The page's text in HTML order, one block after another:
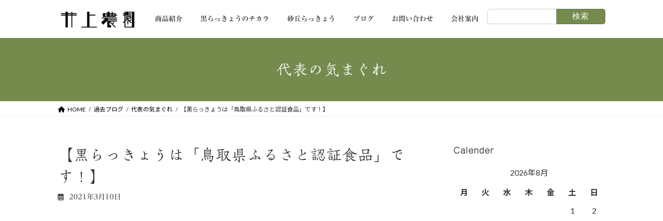
ン
ッ
ー
移
商品紹介 黒らっきょうのチカラ 砂丘らっきょう ブログ お問い合わせ 会社案内
索:
代表の気まぐれ
HOME 過去ブログ 代表の気まぐれ 【黒らっきょうは「鳥取県ふるさと認証食品」です！】
【黒らっきょうは「鳥取県ふるさと認証食品」で
す！】
2021年3月10日
Calender
2026年8月
月 火 水 木 金 土
日
1
2